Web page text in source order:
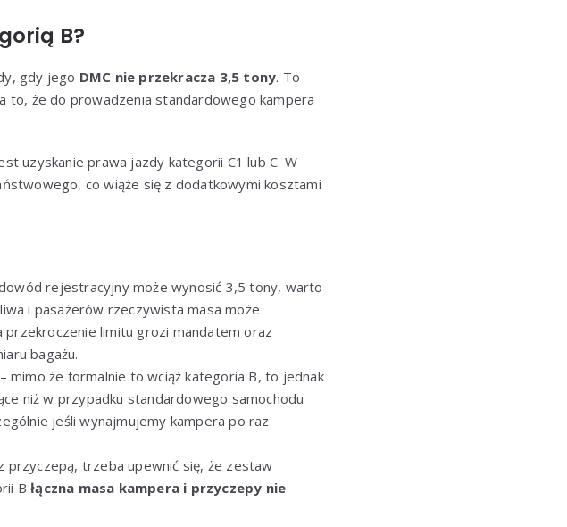
B?
gdy jego DMC nie przekracza 3,5 tony. To
to, że do prowadzenia standardowego kampera
uzyskanie prawa jazdy kategorii C1 lub C. W
co wiąże się z dodatkowymi kosztami
rejestracyjny może wynosić 3,5 tony, warto
i pasażerów rzeczywista masa może
limitu grozi mandatem oraz
bagażu.
– mimo że formalnie to wciąż kategoria B, to jednak
niż w przypadku standardowego samochodu
jeśli wynajmujemy kampera po raz
przyczepą, trzeba upewnić się, że zestaw
Błączna masa kampera i przyczepy nie